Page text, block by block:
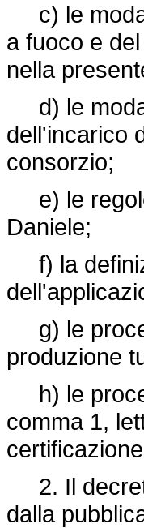
c) le
a fuoco e
nella
d) le
dell'incarico
consorzio;
e) le
Daniele;
f) la
g) le
produzione
h) le
comma 1,
2. Il
dalla